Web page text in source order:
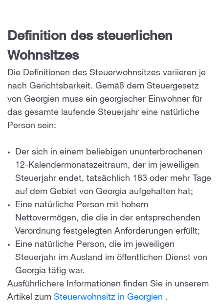
Definition des steuerlichen
Wohnsitzes
Die Definitionen des Steuerwohnsitzes variieren je
nach Gerichtsbarkeit. Gemäß dem Steuergesetz
von Georgien muss ein georgischer Einwohner für
das gesamte laufende Steuerjahr eine natürliche
Person sein:
Der sich in einem beliebigen ununterbrochenen
12-Kalendermonatszeitraum, der im jeweiligen
Steuerjahr endet, tatsächlich 183 oder mehr Tage
auf dem Gebiet von Georgia aufgehalten hat;
Eine natürliche Person mit hohem
Nettovermögen, die die in der entsprechenden
Verordnung festgelegten Anforderungen erfüllt;
Eine natürliche Person, die im jeweiligen
Steuerjahr im Ausland im öffentlichen Dienst von
Georgia tätig war.
Ausführlichere Informationen finden Sie in unserem
Artikel zum Steuerwohnsitz in Georgien .